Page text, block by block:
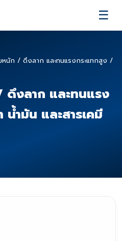
☰
หนัก / ดึงลาก และทนแรงกระแทกสูง /
งลาก และทนแรง
ำมัน และสารเคมี